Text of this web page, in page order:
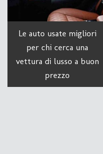
Le auto usate migliori
per chi cerca una
vettura di lusso a buon
prezzo